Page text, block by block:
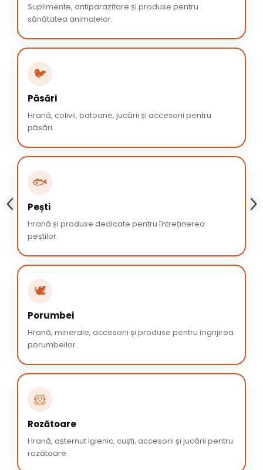
Suplimente, antiparazitare și produse pentru
sănătatea animalelor.
🐦
Păsări
Hrană, colivii, batoane, jucării și accesorii pentru
păsări.
🐟
Pești
Hrană și produse dedicate pentru întreținerea
peștilor.
🕊️
Porumbei
Hrană, minerale, accesorii și produse pentru îngrijirea
porumbeilor.
🐹
Rozătoare
Hrană, așternut igienic, cuști, accesorii și jucării pentru
rozătoare.